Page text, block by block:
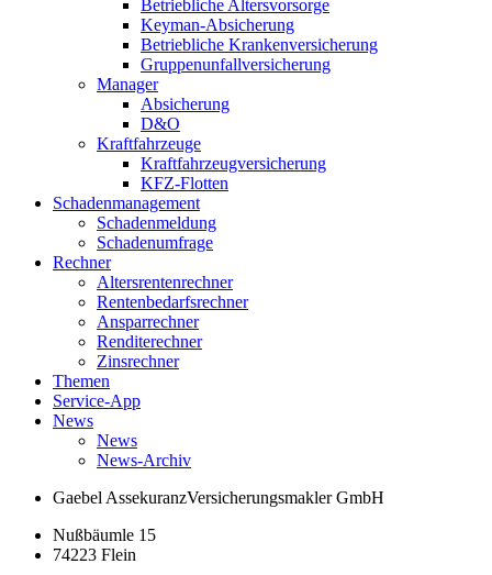
Betriebliche Altersvorsorge
Keyman-Absicherung
Betriebliche Krankenversicherung
Gruppenunfallversicherung
Manager
Absicherung
D&O
Kraftfahrzeuge
Kraftfahrzeugversicherung
KFZ-Flotten
Schadenmanagement
Schadenmeldung
Schadenumfrage
Rechner
Altersrentenrechner
Rentenbedarfsrechner
Ansparrechner
Renditerechner
Zinsrechner
Themen
Service-App
News
News
News-Archiv
Gaebel AssekuranzVersicherungsmakler GmbH
Nußbäumle 15
74223 Flein